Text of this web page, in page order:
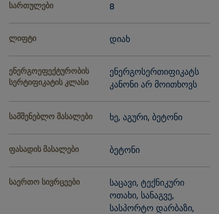
სართულები 8
ლიფტი დიახ
ენერგოეფექტურობის
სერტიფიკატის კლასი
ენერგოსერთიფიკატს
კანონი არ მოითხოვს
სამშენებლო მასალები ხე, აგური, ბეტონი
ფასადის მასალები ბეტონი
საერთო სივრცეები
საცავი, ტექნიკური
ოთახი, სანაგვე,
სასპორტო დარბაზი,